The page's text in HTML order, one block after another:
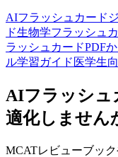
AIフラッシュカード
ド生物学フラッシュ
ラッシュカードPDF
ル学習ガイド 医学生
AIフラッシュ
適化しません
MCATレビューブッ